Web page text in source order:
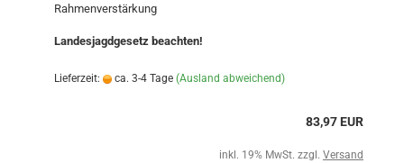
Rahmenverstärkung
Landesjagdgesetz beachten!
Lieferzeit: ca. 3-4 Tage (Ausland abweichend)
83,97 EUR
inkl. 19% MwSt. zzgl. Versand